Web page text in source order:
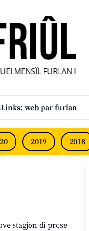
MENSÎL FURLAN
Links: web par furlan
2019 2018
stagjon di prose